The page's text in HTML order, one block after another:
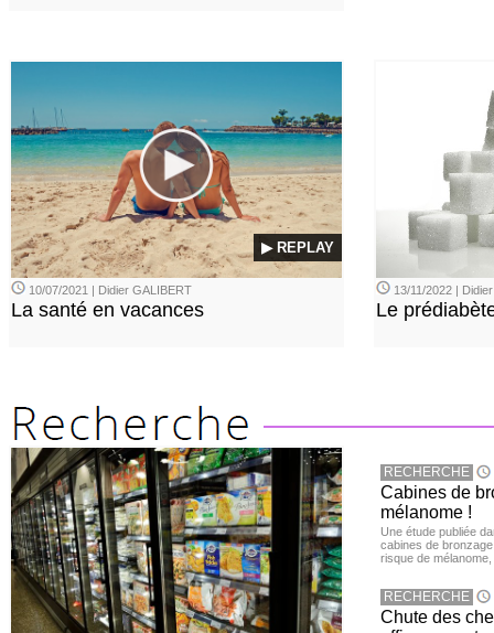
▶ REPLAY
10/07/2021 | Didier GALIBERT
La santé en vacances
13/11/2022 |
Le
RECHERCHE
Cabines de
mélanome !
Une étude publiée
cabines de
risque de
RECHERCHE
Chute des